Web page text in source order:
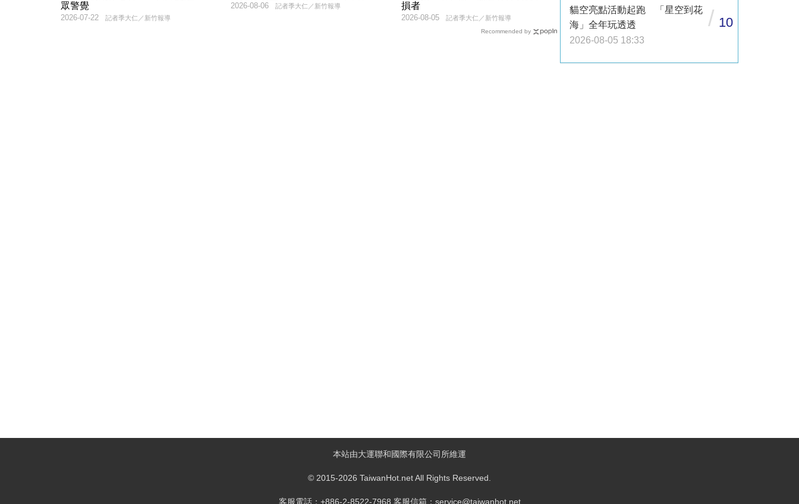
眾警覺
記者季大仁／新竹報導
2026-07-22
記者季大仁／新竹報導
2026-08-06
損者
記者季大仁／新竹報導
2026-08-05
Recommended by
貓空亮點活動起跑 「星空到花
海」全年玩透透
2026-08-05 18:33
/ 10
本站由大運聯和國際有限公司所維運
© 2015-2026 TaiwanHot.net All Rights Reserved.
客服電話：+886-2-8522-7968 客服信箱：service@taiwanhot.net